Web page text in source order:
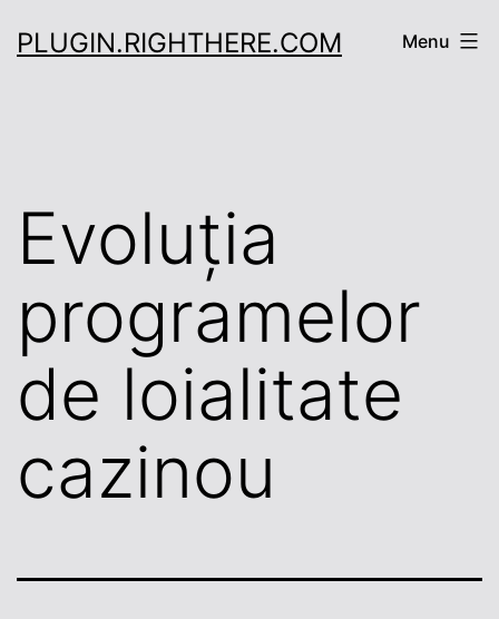
toPLUGIN.RIGHTHERE.COM Menu
Evoluția
programelor
de loialitate
cazinou